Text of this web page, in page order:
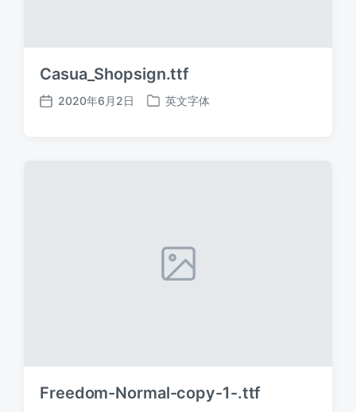
Casua_Shopsign.ttf
发
2020年6月2日
发
英文字体
Freedom-Normal-copy-1-.ttf